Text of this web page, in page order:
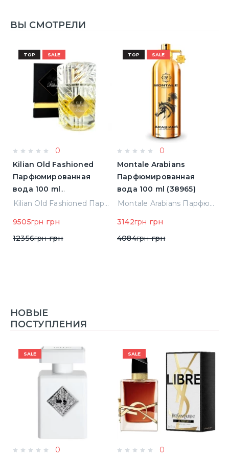
ВЫ СМОТРЕЛИ
TOP SALE
0
Kilian Old Fashioned
Парфюмированная
вода 100 ml
(3700550240723)
Kilian Old Fashioned Парфюмированная вода 100 ml (3700550240723)
9505грн грн
12356грнгрн
TOP SALE
0
Montale Arabians
Парфюмированная
вода 100 ml (38965)
Montale Arabians Парфюмированная вода 100 ml (38965)
3142грн грн
4084грнгрн
НОВЫЕ
ПОСТУПЛЕНИЯ
SALE
0
SALE
0